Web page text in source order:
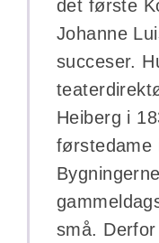
det første
Johanne
succeser.
Heiberg i
førstedame
små.